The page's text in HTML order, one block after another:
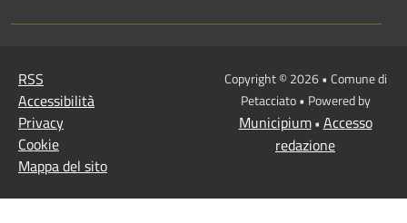
RSS
Accessibilità
Privacy
Cookie
Mappa del sito
Copyright © 2026 • Comune di
Petacciato • Powered by
Municipium• Accesso
redazione